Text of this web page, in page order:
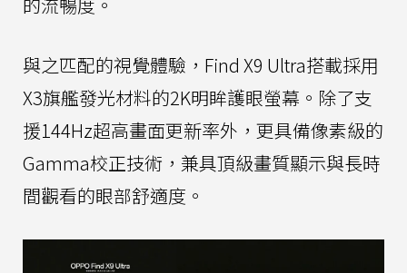
與之匹配的視覺體驗，Find X9 Ultra搭載採用
X3旗艦發光材料的2K明眸護眼螢幕。除了支
援144Hz超高畫面更新率外，更具備像素級的
Gamma校正技術，兼具頂級畫質顯示與長時
間觀看的眼部舒適度。